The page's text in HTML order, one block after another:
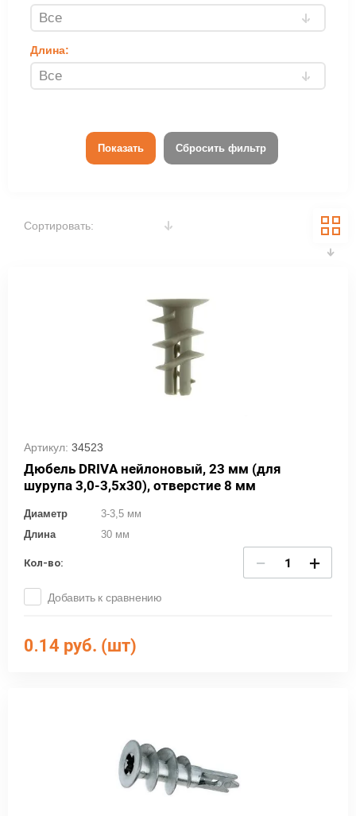
Длина:
Показать Сбросить фильтр
Сортировать:
Артикул: 34523
Дюбель DRIVA нейлоновый, 23 мм (для
шурупа 3,0-3,5х30), отверстие 8 мм
Диаметр
3-3,5 мм
Длина
30 мм
Кол-во: − +
Добавить к сравнению
0.14 руб. (шт)